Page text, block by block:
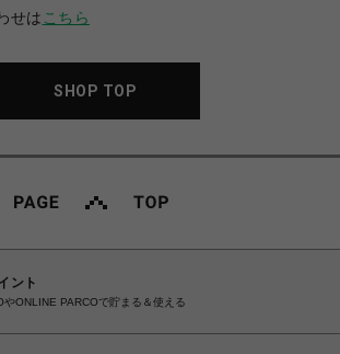
せは こちら
SHOP TOP
ント
やONLINE PARCOで貯まる＆使える